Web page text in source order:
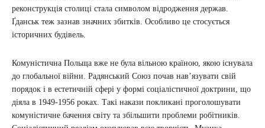
реконструкція столиці стала символом відродження держав.
Ґданськ теж зазнав значних збитків. Особливо це стосується
історичних будівель.
Комуністична Польща вже не була вільною країною, якою існувала
до глобальної війни. Радянський Союз почав нав’язувати свій
порядок і в естетичній сфері у формі соціалістичної доктрини, що
діяла в 1949-1956 роках. Такі накази покликані проголошувати
комуністичне бачення світу та збільшити проблеми робітників.